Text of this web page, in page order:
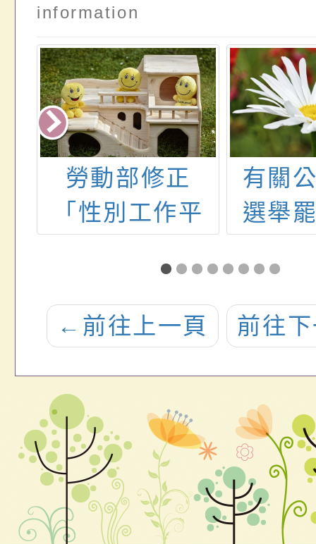
information
勞動部修正
「性別工作平
理辦法」，名
稱並修正為
「性別平等工
作申訴審議處
理辦法」，業
於113年1月11
日令修正發布
一案，
有關
選舉
← 前往上一頁 前往